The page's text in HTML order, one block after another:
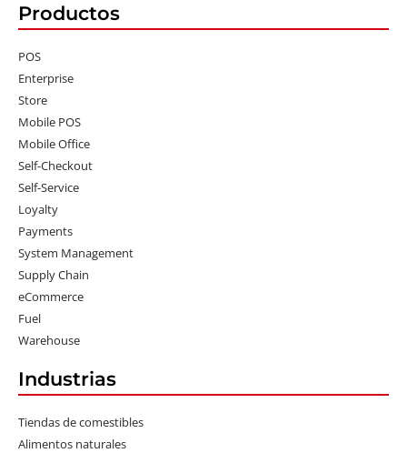
Productos
POS
Enterprise
Store
Mobile POS
Mobile Office
Self-Checkout
Self-Service
Loyalty
Payments
System Management
Supply Chain
eCommerce
Fuel
Warehouse
Industrias
Tiendas de comestibles
Alimentos naturales